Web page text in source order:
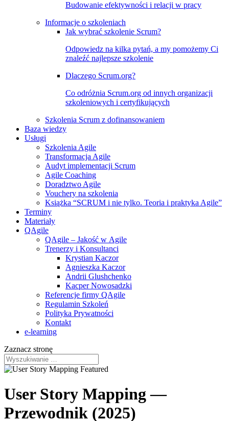
Budowanie efektywności i relacji w pracy
Informacje o szkoleniach
Jak wybrać szkolenie Scrum?
Odpowiedz na kilka pytań, a my pomożemy Ci
znaleźć najlepsze szkolenie
Dlaczego Scrum.org?
Co odróżnia Scrum.org od innych organizacji
szkoleniowych i certyfikujących
Szkolenia Scrum z dofinansowaniem
Baza wiedzy
Usługi
Szkolenia Agile
Transformacja Agile
Audyt implementacji Scrum
Agile Coaching
Doradztwo Agile
Vouchery na szkolenia
Książka “SCRUM i nie tylko. Teoria i praktyka Agile”
Terminy
Materiały
QAgile
QAgile – Jakość w Agile
Trenerzy i Konsultanci
Krystian Kaczor
Agnieszka Kaczor
Andrii Glushchenko
Kacper Nowosadzki
Referencje firmy QAgile
Regulamin Szkoleń
Polityka Prywatności
Kontakt
e‑learning
Zaznacz stronę
User Story Mapping —
Przewodnik (2025)